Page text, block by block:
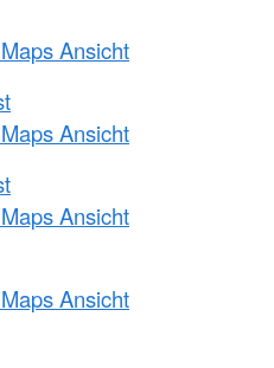
Ansicht
Ansicht
Ansicht
Ansicht